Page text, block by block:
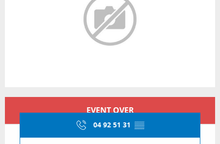
EVENT OVER
04 92 51 31 ▒▒